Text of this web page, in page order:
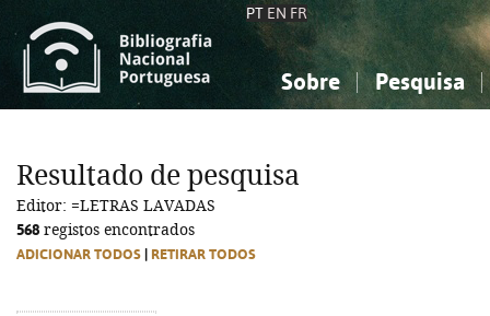
PT EN FR
Sobre Pesquisa
Ciências sociais...
Ciências sociais...
Resultado de pesquisa
Editor: =LETRAS LAVADAS
568 registos encontrados
ADICIONAR TODOS RETIRAR TODOS